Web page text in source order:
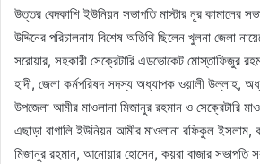
উত্তর বেদকাশি ইউনিয়ন সভাপতি মাস্টার নূর কামালের
উদ্দিনের পরিচালনায বিশেষ অতিথি ছিলেন খুলনা জেলা
সরোয়ার, সহকারী সেক্রেটারি এডভোকেট মোস্তাফিজুর
হাদী, জেলা কর্মপরিষদ সদস্য অধ্যাপক ওয়ালী উল্লাহ,
উপজেলা আমীর মাওলানা মিজানুর রহমান ও সেক্রেটারি
এছাড়া বাগালি ইউনিয়ন আমীর মাওলানা রফিকুল
মিজানুর রহমান, আনোয়ার হোসেন, কয়রা বাজার